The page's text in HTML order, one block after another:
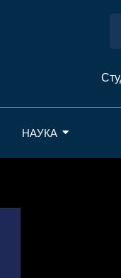
НАУКА